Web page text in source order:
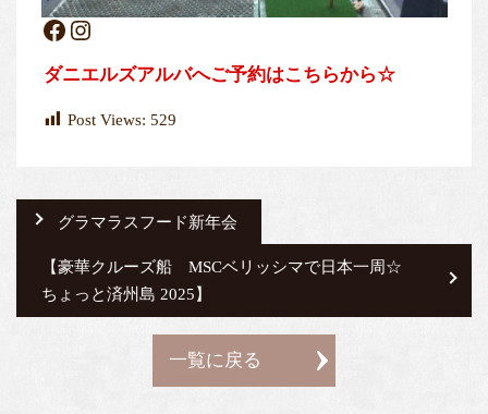
Facebook
Instagram
ダニエルズアルバへご予約はこちらから☆
Post Views: 529
グラマラスフード新年会
【豪華クルーズ船 MSCベリッシマで日本一周☆
ちょっと済州島 2025】
一覧に戻る